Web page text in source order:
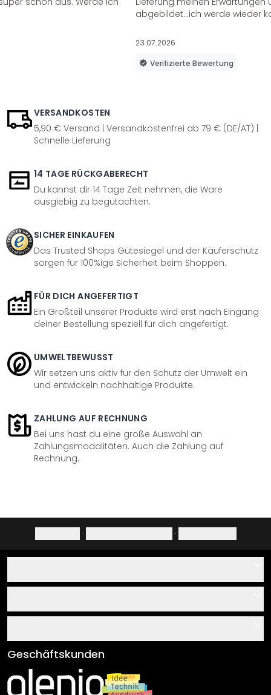
abgebildet...ich werde wieder
23.07.2026
Verifizierte Bewertung
VERSANDKOSTEN
5,90 € Versand | Versandkostenfrei ab 79 € (DE/AT) |
Schnelle Lieferung
14 TAGE RÜCKGABERECHT
Du kannst dir 14 Tage Zeit nehmen, die Ware
ausgiebig zu begutachten.
SICHER EINKAUFEN
Das Trusted Shops Gütesiegel und der Käuferschutz
sorgen für 100%ige Sicherheit beim Shoppen.
FÜR DICH ANGEFERTIGT
Ein Großteil unserer Produkte wird erst nach Eingang
deiner Bestellung speziell für dich angefertigt.
UMWELTBEWUSST
Wir setzen uns aktiv für den Schutz der Umwelt ein
und entwickeln nachhaltige Produkte.
ZAHLUNG AUF RECHNUNG
Bei uns hast du eine große Auswahl an
Zahlungsmodalitäten. Auch die Zahlung auf
Rechnung.
· ·
Über uns
Klebe- und Montageanleitungen
Newsletter An-/Abmeldung
AGB
Impressum
Versand & Zahlung
Geschäftskunden